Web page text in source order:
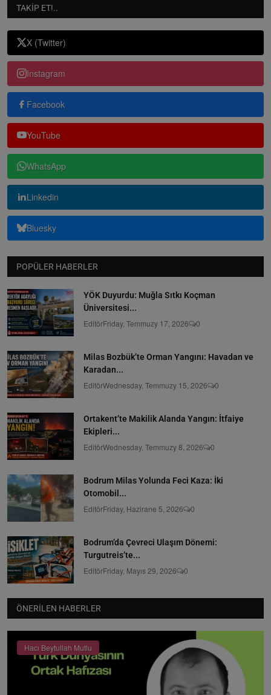
TAKIP ET!..
X (Twitter)
Instagram
Facebook
YouTube
WhatsApp
Linkedin
Bluesky
POPÜLER HABERLER
YÖK Duyurdu: Muğla Sıtkı Koçman
Üniversitesi...
EditörFriday, Temmuzy 17, 2026 0
Milas Bozbük’te Orman Yangını: Havadan ve
Karadan...
EditörWednesday, Temmuzy 15, 2026 0
Ortakent’te Makilik Alanda Yangın: İtfaiye
Ekipleri...
EditörWednesday, Temmuzy 8, 2026 0
Bodrum Milas Yolunda Feci Kaza: İki
Otomobil...
EditörFriday, Hazirane 5, 2026 0
Bodrum’da Çevreci Ulaşım Dönemi:
Turgutreis’te...
EditörFriday, Mayıs 29, 2026 0
ÖNERILEN HABERLER
Hacı Beytullah Mutlu